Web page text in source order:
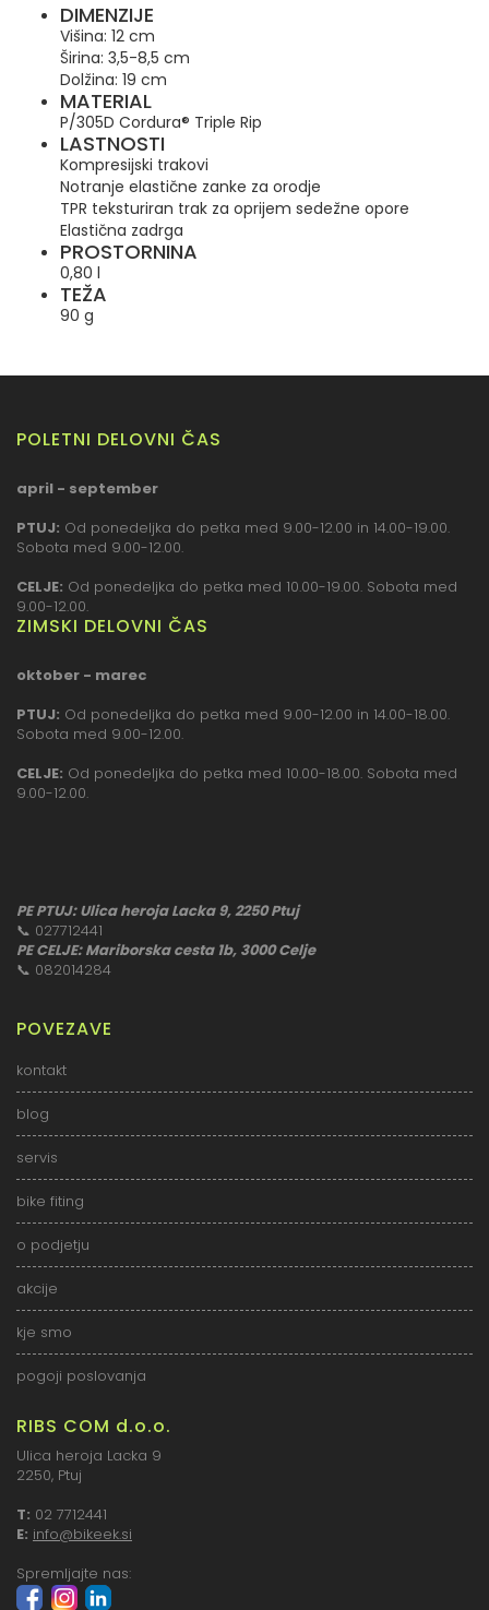
DIMENZIJE
Višina: 12 cm
Širina: 3,5-8,5 cm
Dolžina: 19 cm
MATERIAL
P/305D Cordura® Triple Rip
LASTNOSTI
Kompresijski trakovi
Notranje elastične zanke za orodje
TPR teksturiran trak za oprijem sedežne opore
Elastična zadrga
PROSTORNINA
0,80 l
TEŽA
90 g
POLETNI DELOVNI ČAS
april - september
PTUJ: Od ponedeljka do petka med 9.00-12.00 in 14.00-19.00.
Sobota med 9.00-12.00.
CELJE: Od ponedeljka do petka med 10.00-19.00. Sobota med
9.00-12.00.
ZIMSKI DELOVNI ČAS
oktober - marec
PTUJ: Od ponedeljka do petka med 9.00-12.00 in 14.00-18.00.
Sobota med 9.00-12.00.
CELJE: Od ponedeljka do petka med 10.00-18.00. Sobota med
9.00-12.00.
PE PTUJ: Ulica heroja Lacka 9, 2250 Ptuj
📞 027712441
PE CELJE: Mariborska cesta 1b, 3000 Celje
📞 082014284
POVEZAVE
kontakt
blog
servis
bike fiting
o podjetju
akcije
kje smo
pogoji poslovanja
RIBS COM d.o.o.
Ulica heroja Lacka 9
2250, Ptuj
T: 02 7712441
E: info@bikeek.si
Spremljajte nas: